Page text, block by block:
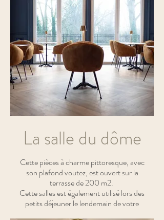
La salle du dôme
Cette pièces à charme pittoresque, avec
son plafond voutez, est ouvert sur la
terrasse de 200 m2.
Cette salles est également utilisé lors des
petits déjeuner le lendemain de votre